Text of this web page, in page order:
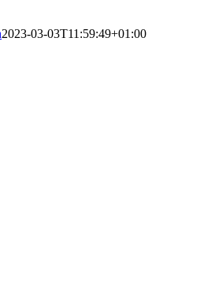
2023-03-03T11:59:49+01:00